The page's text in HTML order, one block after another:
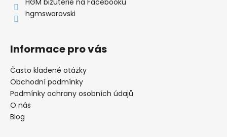
hgmswarovski
Informace pro vás
Často kladené otázky
Obchodní podmínky
Podmínky ochrany osobních údajů
O nás
Blog